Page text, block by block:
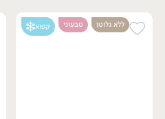
ללא גלוטן טבעוני קפוא